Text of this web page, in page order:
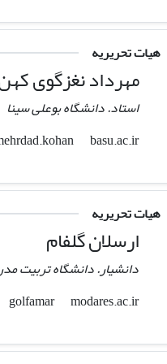
هیات تحریریه
مهرداد نغزگوی
استاد. دانشگاه بوعلی سینا
mehrdad.kohan
basu.ac.ir
هیات تحریریه
ارسلان گلفام
دانشیار. دانشگاه تربیت
golfamar
modares.ac.ir